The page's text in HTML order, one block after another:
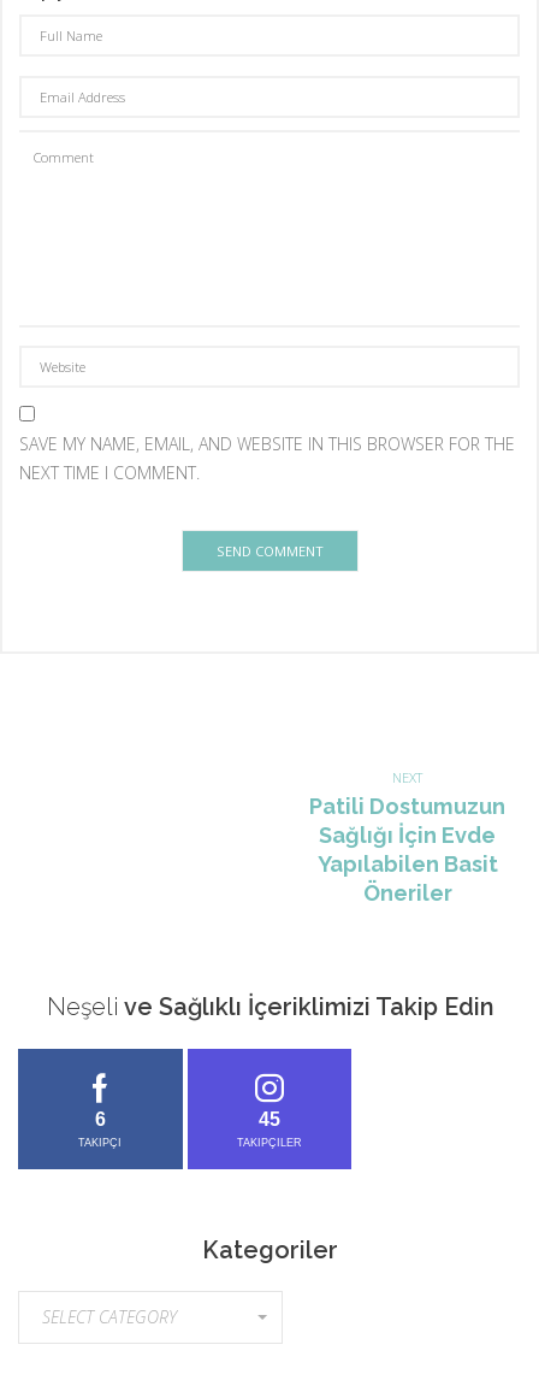
SAVE MY NAME, EMAIL, AND WEBSITE IN THIS BROWSER FOR THE
NEXT TIME I COMMENT.
NEXT
Next
post:
Patili Dostumuzun
Sağlığı İçin Evde
Yapılabilen Basit
Öneriler
Neşeli ve Sağlıklı İçeriklimizi Takip Edin
6
TAKIPÇI
45
TAKIPÇILER
Kategoriler
SELECT CATEGORY